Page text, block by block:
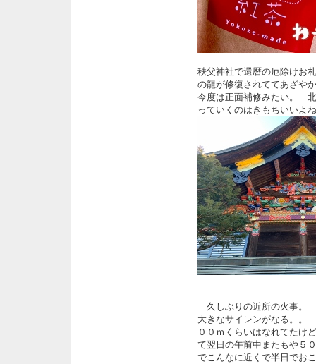
秩父神社で還暦の厄除け
の龍が修復されててあざ
今度は正面補修みたい。
っていくのはきもちいいよ
久しぶりの近所の火事。
大きなサイレンがなる。
００ｍくらいはなれてたけ
て翌日の午前中またもや５
でこんなに近くで半日で